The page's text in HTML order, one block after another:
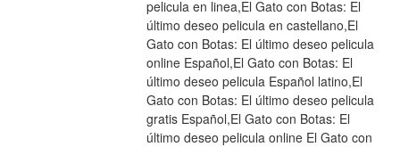
pelicula en linea,El Gato con Botas: El
último deseo pelicula en castellano,El
Gato con Botas: El último deseo pelicula
online Español,El Gato con Botas: El
último deseo pelicula Español latino,El
Gato con Botas: El último deseo pelicula
gratis Español,El Gato con Botas: El
último deseo pelicula online El Gato con